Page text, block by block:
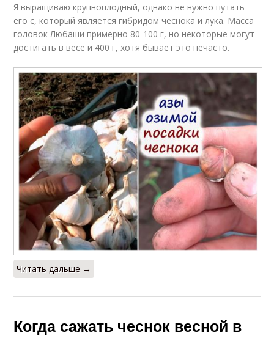
Я выращиваю крупноплодный, однако не нужно путать
его с, который является гибридом чеснока и лука. Масса
головок Любаши примерно 80-100 г, но некоторые могут
достигать в весе и 400 г, хотя бывает это нечасто.
Читать дальше →
Когда сажать чеснок весной в